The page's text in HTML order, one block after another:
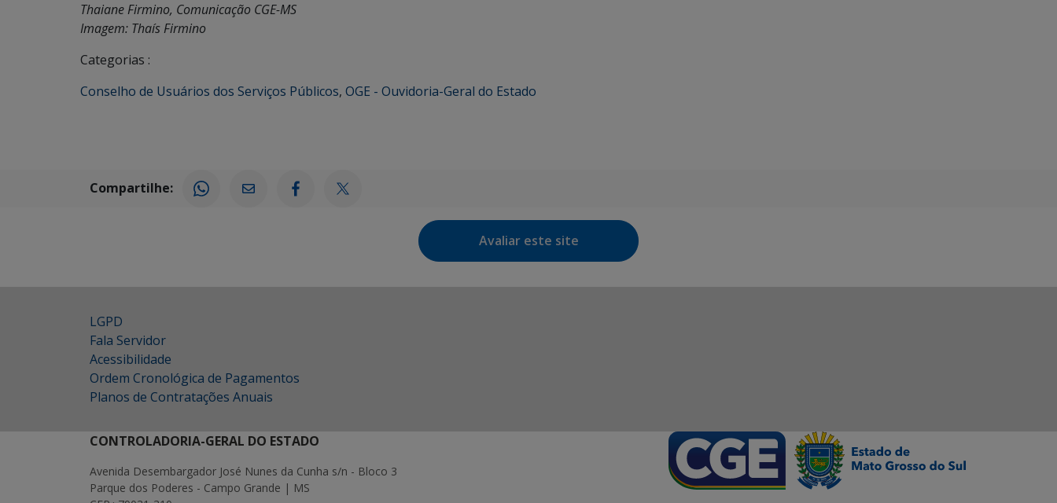
Thaiane Firmino, Comunicação CGE-MS
Imagem: Thaís Firmino
Categorias :
Conselho de Usuários dos Serviços Públicos, OGE - Ouvidoria-Geral do Estado
Compartilhe:
Avaliar este site
LGPD
Fala Servidor
Acessibilidade
Ordem Cronológica de Pagamentos
Planos de Contratações Anuais
CONTROLADORIA-GERAL DO ESTADO
Avenida Desembargador José Nunes da Cunha s/n - Bloco 3
Parque dos Poderes - Campo Grande | MS